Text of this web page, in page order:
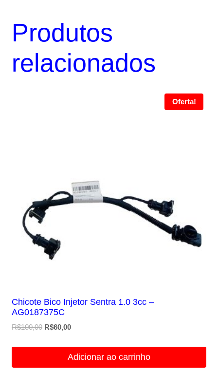
Produtos
relacionados
Oferta!
Chicote Bico Injetor Sentra 1.0 3cc –
AG0187375C
R$100,00 O
R$60,00O
é:
Adicionar ao carrinho